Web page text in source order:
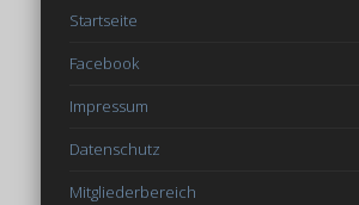
Startseite
Facebook
Impressum
Datenschutz
Mitgliederbereich